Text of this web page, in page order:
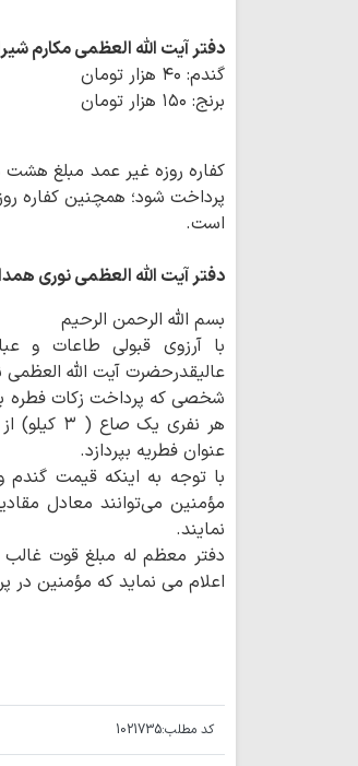
دفتر آیت الله العظمی مکارم
گندم: ۴۰ هزار تومان
برنج: ۱۵۰ هزار تومان
است.
دفتر آیت الله العظمی نوری
بسم الله الرحمن الرحیم
با آرزوی قبولی طاعات و
عالیقدرحضرت آیت الله
شخصی که پرداخت زکات فطره
هر نفری
عنوان فطریه بپردازد.
با توجه به اینکه قیمت
مؤمنین می‌توانند معادل
نمایند.
اعلام می نماید که مؤمنین
کد مطلب:1021735